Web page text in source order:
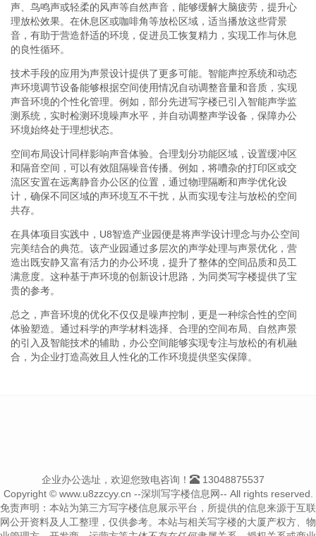
声、鸟鸣声或轻柔的风声等自然声音，能够缓解大脑疲劳，提升心
理放松效果。在休息区或咖啡角等放松区域，适当播放这些背景
音，有助于营造舒适的环境，促进员工恢复精力，实现工作与休息
的良性循环。
技术手段的应用为声景设计提供了更多可能。智能声控系统和动态
声环境调节设备能够根据空间使用情况自动调整音量和音质，实现
声音环境的个性化管理。例如，部分先进写字楼已引入智能声学监
测系统，实时检测环境噪声水平，并自动调整声学设备，保障办公
环境始终处于理想状态。
空间布局设计同样影响声音体验。合理划分功能区域，设置缓冲区
和隔音空间，可以有效阻隔噪音传播。例如，将嘈杂的打印区或交
流区安置在远离静音办公区的位置，通过物理隔断和声学优化设
计，确保不同区域的声环境互不干扰，从而实现专注与放松的空间
共存。
在具体项目实践中，U8智造产业园便是将声学设计理念与办公空间
完美结合的典范。该产业园通过多层次的声学处理与声景优化，营
造出既安静又富有活力的办公环境，提升了整体的空间品质和员工
满意度。这种基于声环境的创新设计思路，为同类写字楼提供了宝
贵的参考。
总之，声音环境的优化不仅仅是噪声控制，更是一种综合性的空间
体验塑造。通过科学的声学材料选择、合理的空间布局、自然声景
的引入及智能技术的辅助，办公空间能够实现专注与放松的有机融
合，为企业打造高效且人性化的工作环境提供坚实保障。
企业办公选址，欢迎您致电咨询！
13048875537
Copyright © www.u8zzcyy.cn --深圳写字楼信息网-- All rights reserved.
免责声明：本站为第三方写字楼信息展示平台，所提供的信息来源于互联
网公开资料及人工整理，仅供参考。本站与相关写字楼的大厦产权方、物